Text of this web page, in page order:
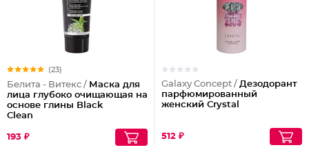
(23)
Белита - Витекс / Маска для
лица глубоко очищающая на
основе глины Black
Clean
193 ₽
Galaxy Concept / Дезодорант
парфюмированный
женский Crystal
512 ₽